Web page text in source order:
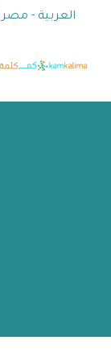
العربية - مصر